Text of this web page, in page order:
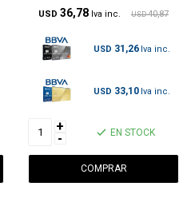
USD 36,78 USD 40,87
USD 31,26
USD 33,10
+
- EN STOCK